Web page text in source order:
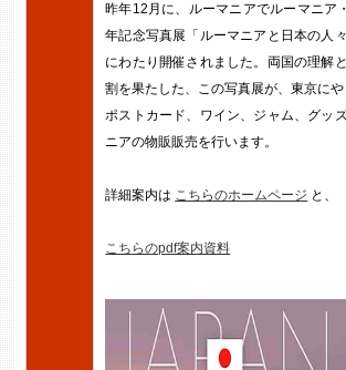
昨年12月に、ルーマニアでルーマニア
年記念写真展「ルーマニアと日本の人
にわたり開催されました。両国の理解
割を果たした、この写真展が、東京にや
ポストカード、ワイン、ジャム、グッ
ニアの物販販売を行います。
詳細案内は こちらのホームページ と、
こちらのpdf案内資料